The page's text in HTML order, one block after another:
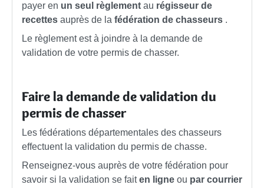
payer en un seul règlement au régisseur de
recettes auprès de la fédération de chasseurs .
Le règlement est à joindre à la demande de
validation de votre permis de chasser.
Faire la demande de validation du
permis de chasser
Les fédérations départementales des chasseurs
effectuent la validation du permis de chasse.
Renseignez-vous auprès de votre fédération pour
savoir si la validation se fait en ligne ou par courrier